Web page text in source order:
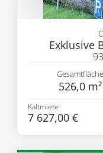
Exklusive
Gesamtfläche
526,0 m²
Kaltmiete
7 627,00 €